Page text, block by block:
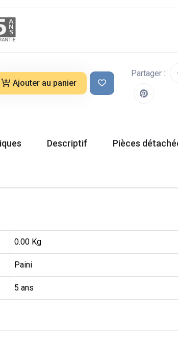
Ajouter au panier
Partager :
Descriptif Pièces
0.00 Kg
Paini
5 ans